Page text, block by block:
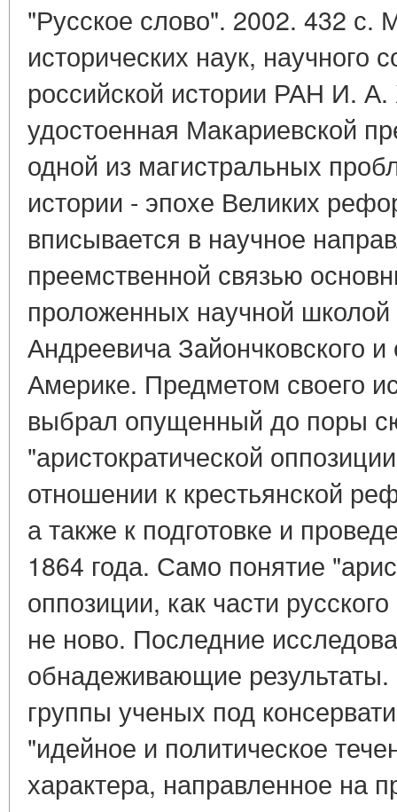
"Русское слово". 2002. 432 с.
исторических наук, научного
российской истории РАН И.
удостоенная Макариевской
одной из магистральных
истории - эпохе Великих
вписывается в научное
преемственной связью
проложенных научной
Андреевича Зайончковского
Америке. Предметом своего
выбрал опущенный до поры
"аристократической
отношении к крестьянской
а также к подготовке и
1864 года. Само понятие
оппозиции, как части
не ново. Последние
обнадеживающие результаты.
группы ученых под
"идейное и политическое
характера, направленное на